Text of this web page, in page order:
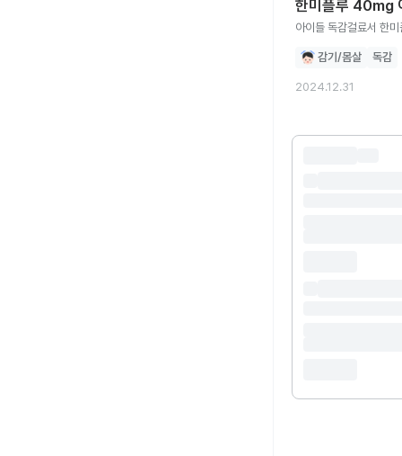
한미플루 40mg
감기/몸살 독감
2024.12.31